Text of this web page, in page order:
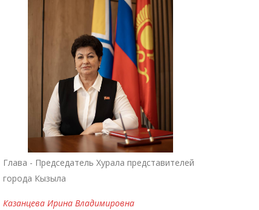
Глава - Председатель Хурала представителей
города Кызыла
Казанцева Ирина Владимировна